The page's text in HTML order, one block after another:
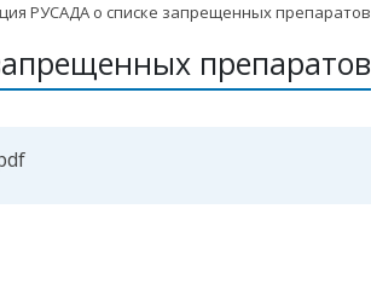
РУСАДА о списке запрещенных препаратов
препаратов